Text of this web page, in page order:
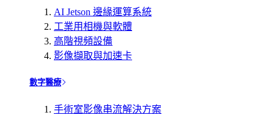
AI Jetson 邊緣運算系統
工業用相機與軟體
高階視頻設備
影像擷取與加速卡
數字醫療
手術室影像串流解決方案